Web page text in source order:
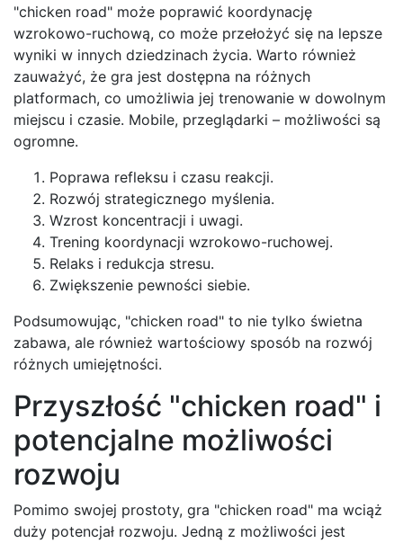
"chicken road" może poprawić koordynację
wzrokowo-ruchową, co może przełożyć się na lepsze
wyniki w innych dziedzinach życia. Warto również
zauważyć, że gra jest dostępna na różnych
platformach, co umożliwia jej trenowanie w dowolnym
miejscu i czasie. Mobile, przeglądarki – możliwości są
ogromne.
Poprawa refleksu i czasu reakcji.
Rozwój strategicznego myślenia.
Wzrost koncentracji i uwagi.
Trening koordynacji wzrokowo-ruchowej.
Relaks i redukcja stresu.
Zwiększenie pewności siebie.
Podsumowując, "chicken road" to nie tylko świetna
zabawa, ale również wartościowy sposób na rozwój
różnych umiejętności.
Przyszłość "chicken road" i
potencjalne możliwości
rozwoju
Pomimo swojej prostoty, gra "chicken road" ma wciąż
duży potencjał rozwoju. Jedną z możliwości jest